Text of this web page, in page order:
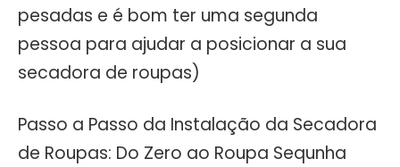
pesadas e é bom ter uma segunda
pessoa para ajudar a posicionar a sua
secadora de roupas)
Passo a Passo da Instalação da Secadora
de Roupas: Do Zero ao Roupa Sequnha